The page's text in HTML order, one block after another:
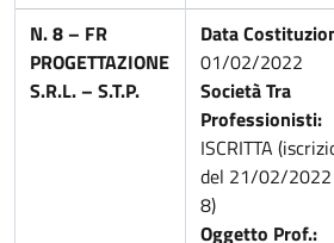
N. 8 – FR
PROGETTAZIONE
S.R.L. – S.T.P.
Data
01/02/2022
Società Tra
Professionisti:
ISCRITTA
del 21/02/2022
8)
Oggetto Prof.: